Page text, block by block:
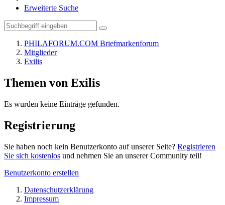
Erweiterte Suche
PHILAFORUM.COM Briefmarkenforum
Mitglieder
Exilis
Themen von Exilis
Es wurden keine Einträge gefunden.
Registrierung
Sie haben noch kein Benutzerkonto auf unserer Seite? Registrieren
Sie sich kostenlos und nehmen Sie an unserer Community teil!
Benutzerkonto erstellen
Datenschutzerklärung
Impressum